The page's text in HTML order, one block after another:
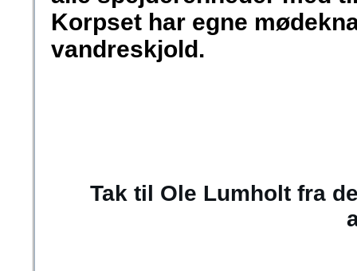
Korpset har egne
vandreskjold.
Tak til Ole Lumholt fra